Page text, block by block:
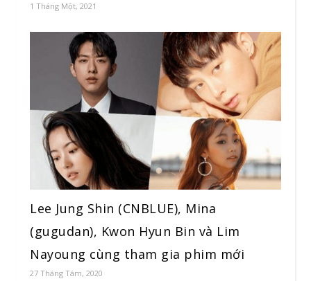
1 Tháng Một, 2021
Lee Jung Shin (CNBLUE), Mina
(gugudan), Kwon Hyun Bin và Lim
Nayoung cùng tham gia phim mới
27 Tháng Tám, 2020